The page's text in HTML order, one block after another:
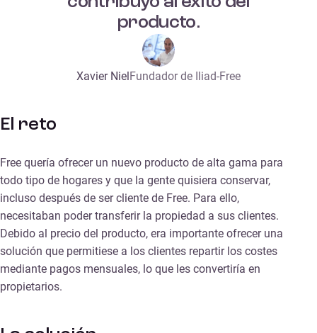
producto.
Xavier NielFundador de Iliad-Free
El reto
Free quería ofrecer un nuevo producto de alta gama para
todo tipo de hogares y que la gente quisiera conservar,
incluso después de ser cliente de Free. Para ello,
necesitaban poder transferir la propiedad a sus clientes.
Debido al precio del producto, era importante ofrecer una
solución que permitiese a los clientes repartir los costes
mediante pagos mensuales, lo que les convertiría en
propietarios.